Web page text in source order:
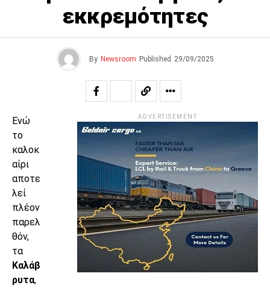
εκκρεμότητες
By Newsroom Published 29/09/2025
Ενώ
το
καλοκ
αίρι
αποτε
λεί
πλέον
παρελ
θόν,
τα
Καλάβ
ρυτα,
ADVERTISEMENT